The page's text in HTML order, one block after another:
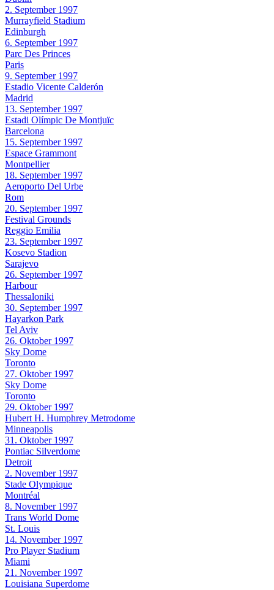
2. September 1997
Murrayfield Stadium
Edinburgh
6. September 1997
Parc Des Princes
Paris
9. September 1997
Estadio Vicente Calderón
Madrid
13. September 1997
Estadi Olímpic De Montjuïc
Barcelona
15. September 1997
Espace Grammont
Montpellier
18. September 1997
Aeroporto Del Urbe
Rom
20. September 1997
Festival Grounds
Reggio Emilia
23. September 1997
Kosevo Stadion
Sarajevo
26. September 1997
Harbour
Thessaloniki
30. September 1997
Hayarkon Park
Tel Aviv
26. Oktober 1997
Sky Dome
Toronto
27. Oktober 1997
Sky Dome
Toronto
29. Oktober 1997
Hubert H. Humphrey Metrodome
Minneapolis
31. Oktober 1997
Pontiac Silverdome
Detroit
2. November 1997
Stade Olympique
Montréal
8. November 1997
Trans World Dome
St. Louis
14. November 1997
Pro Player Stadium
Miami
21. November 1997
Louisiana Superdome